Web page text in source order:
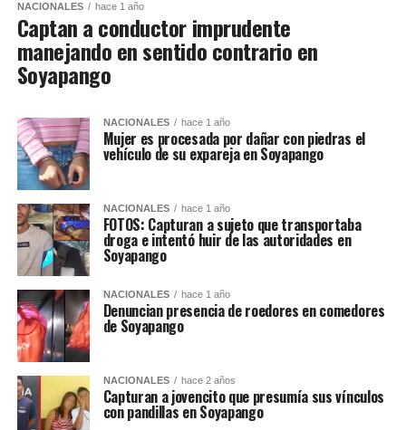
NACIONALES hace 1 año
Captan a conductor imprudente
manejando en sentido contrario en
Soyapango
NACIONALES hace 1 año
Mujer es procesada por dañar con piedras el
vehículo de su expareja en Soyapango
NACIONALES hace 1 año
FOTOS: Capturan a sujeto que transportaba
droga e intentó huir de las autoridades en
Soyapango
NACIONALES hace 1 año
Denuncian presencia de roedores en comedores
de Soyapango
NACIONALES hace 2 años
Capturan a jovencito que presumía sus vínculos
con pandillas en Soyapango